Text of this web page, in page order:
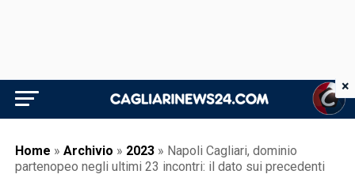
Home » Archivio » 2023 » Napoli Cagliari, dominio
partenopeo negli ultimi 23 incontri: il dato sui precedenti
×